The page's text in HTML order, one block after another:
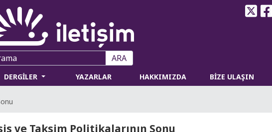
ARA
DERGİLER YAZARLAR HAKKIMIZDA BİZE ULAŞIN
ve Taksim Politikalarının Sonu